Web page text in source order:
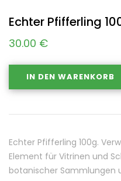
Echter Pfifferling
30.00 €
IN DEN WARENKORB
Echter Pfifferling 100g.
Element für Vitrinen und
botanischer Sammlungen